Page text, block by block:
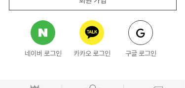
네이버 로그인 카카오 로그인 구글 로그인